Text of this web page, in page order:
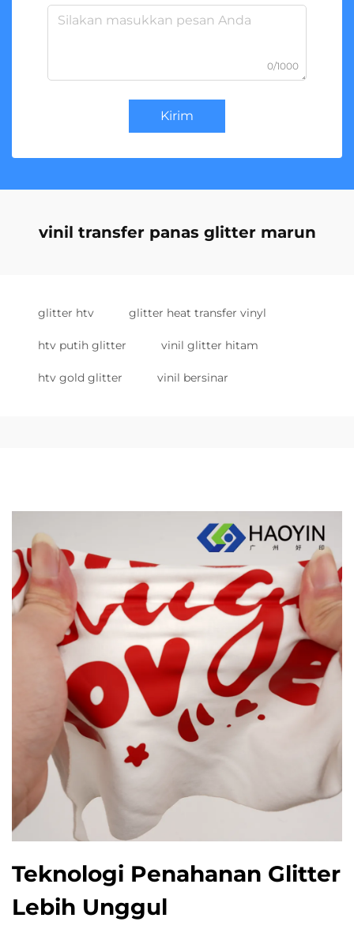
0/1000
Kirim
vinil transfer panas glitter marun
glitter htv glitter heat transfer vinyl
htv putih glitter vinil glitter hitam
htv gold glitter vinil bersinar
Teknologi Penahanan Glitter
Lebih Unggul